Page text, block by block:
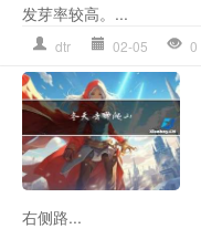
发芽率较高。...
dtr 02-05 0
右侧路...